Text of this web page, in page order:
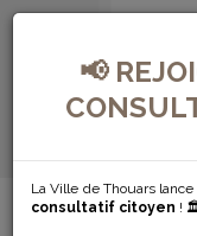
📢
La Ville de Thouars
consultatif citoyen !